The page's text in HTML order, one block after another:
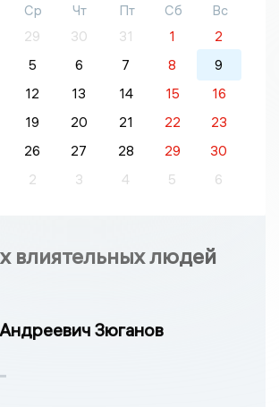
Ср Чт Пт Сб
Вс
29 30 31 1
2
5 6 7 8
9
12 13 14 15
16
19 20 21 22
23
26 27 28 29
30
2 3 4 5 6
влиятельных людей
Зюганов